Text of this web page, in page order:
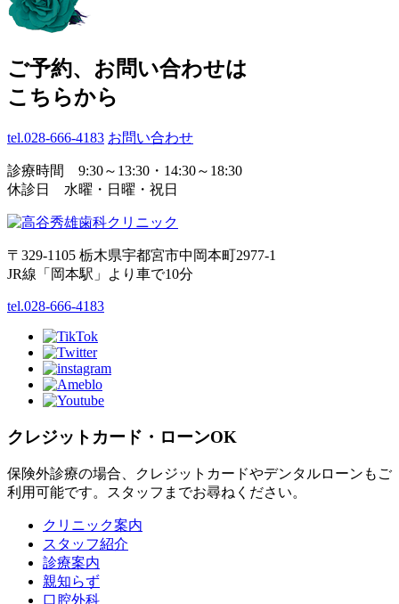
ご予約、お問い合わせは
こちらから
tel.028-666-4183 お問い合わせ
診療時間 9:30～13:30・14:30～18:30
休診日 水曜・日曜・祝日
〒329-1105 栃木県宇都宮市中岡本町2977-1
JR線「岡本駅」より車で10分
tel.028-666-4183
クレジットカード・ローンOK
保険外診療の場合、クレジットカードやデンタルローンもご
利用可能です。スタッフまでお尋ねください。
クリニック案内
スタッフ紹介
診療案内
親知らず
口腔外科